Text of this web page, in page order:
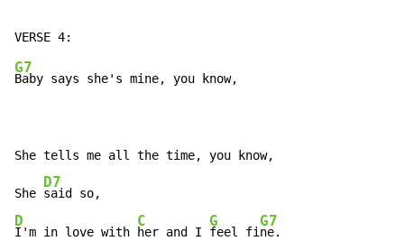
G7
Baby says she's mine, you know,
She tells me all the time, you know,
She
D7
D
I'm in love with
C
her and I
G
feel fi
G7
ne.